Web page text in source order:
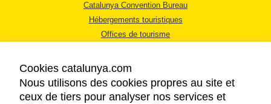
Catalunya Convention Bureau
Hébergements touristiques
Offices de tourisme
Cookies catalunya.com
Nous utilisons des cookies propres au site et
ceux de tiers pour analyser nos services et